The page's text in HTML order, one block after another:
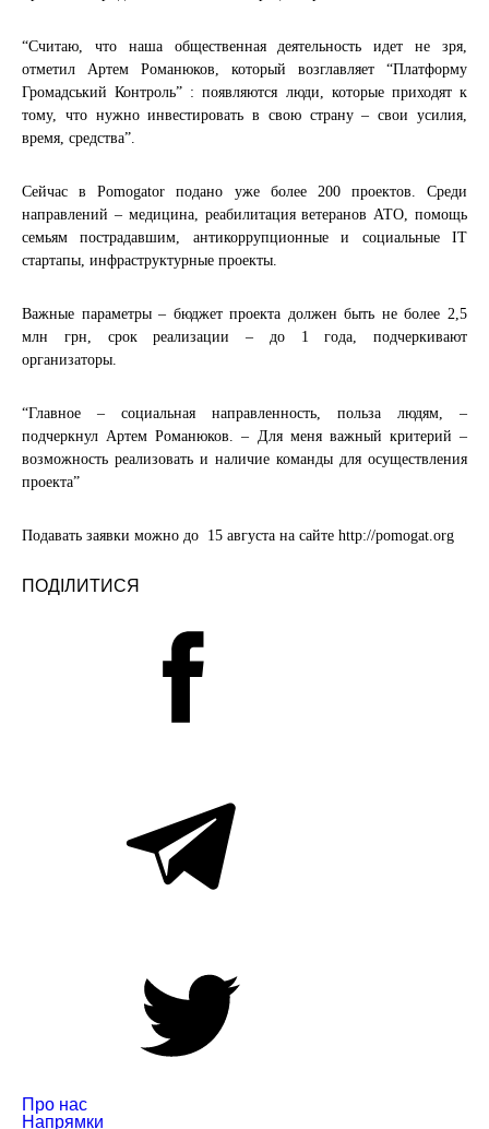
“Считаю, что наша общественная деятельность идет не зря,
отметил Артем Романюков, который возглавляет “Платформу
Громадський Контроль” : появляются люди, которые приходят к
тому, что нужно инвестировать в свою страну – свои усилия,
время, средства”.
Сейчас в Pomogator подано уже более 200 проектов. Среди
направлений – медицина, реабилитация ветеранов АТО, помощь
семьям пострадавшим, антикоррупционные и социальные IT
стартапы, инфраструктурные проекты.
Важные параметры – бюджет проекта должен быть не более 2,5
млн грн, срок реализации – до 1 года, подчеркивают
организаторы.
“Главное – социальная направленность, польза людям, –
подчеркнул Артем Романюков. – Для меня важный критерий –
возможность реализовать и наличие команды для осуществления
проекта”
Подавать заявки можно до 15 августа на сайте http://pomogat.org
ПОДІЛИТИСЯ
Про нас
Напрямки